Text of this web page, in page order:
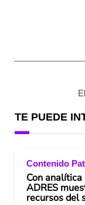
TE PUEDE
Contenido
Con
ADRES
recursos del